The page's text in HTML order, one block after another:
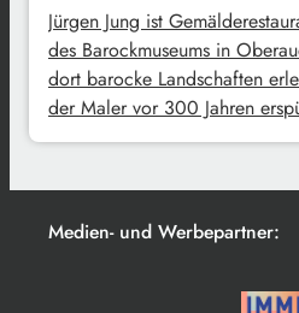
Jürgen Jung ist
des Barockmuseums in
dort barocke Landschaften
der Maler vor 300 Jahren
Medien- und Werbepartner: